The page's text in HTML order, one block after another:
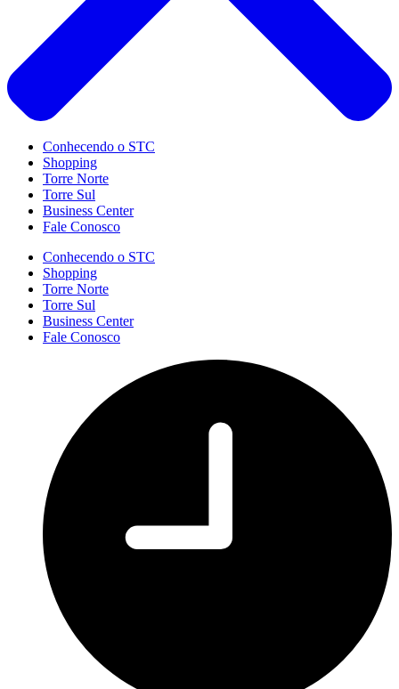
Conhecendo o STC
Shopping
Torre Norte
Torre Sul
Business Center
Fale Conosco
Conhecendo o STC
Shopping
Torre Norte
Torre Sul
Business Center
Fale Conosco